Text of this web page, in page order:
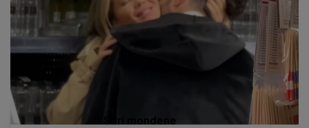
Stiri mondene